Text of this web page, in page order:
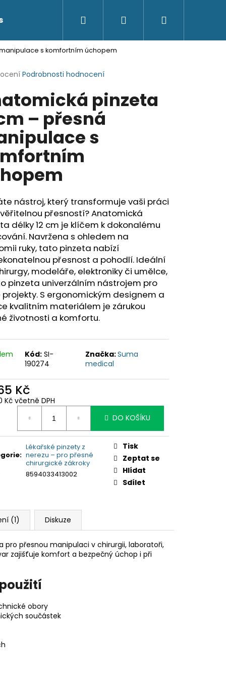
Přihlášení
s komfortním úchopem
Podrobnosti hodnocení
pinzeta
– přesná
s
nástroj, který transformuje vaši práci
přesností? Anatomická
délky 12 cm je klíčem k dokonalému
Navržena s ohledem na
ruky, tato pinzeta nabízí
přesnost a pohodlí. Ideální
modeláře, elektroniky či umělce,
pinzeta univerzálním nástrojem pro
projekty. S ergonomickým designem a
kvalitním materiálem je zárukou
životnosti a komfortu.
Kód: SI-
190274
Značka:Suma
medical
Kč
Kč včetně DPH
DO KOŠÍKU
:
Lékařské pinzety z
nerezu – pro přesné
chirurgické zákroky
8594033413002
Tisk
Zeptat se
Hlídat
Sdílet
(1) Diskuze
pro přesnou manipulaci v chirurgii, laboratoři,
zajišťuje komfort a bezpečný úchop i při
obory
součástek